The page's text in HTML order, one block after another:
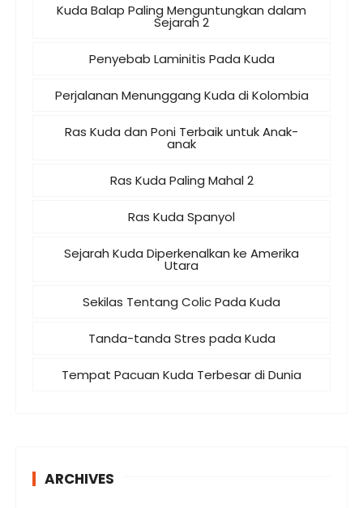
Kuda Balap Paling Menguntungkan dalam
Sejarah 2
Penyebab Laminitis Pada Kuda
Perjalanan Menunggang Kuda di Kolombia
Ras Kuda dan Poni Terbaik untuk Anak-
anak
Ras Kuda Paling Mahal 2
Ras Kuda Spanyol
Sejarah Kuda Diperkenalkan ke Amerika
Utara
Sekilas Tentang Colic Pada Kuda
Tanda-tanda Stres pada Kuda
Tempat Pacuan Kuda Terbesar di Dunia
ARCHIVES